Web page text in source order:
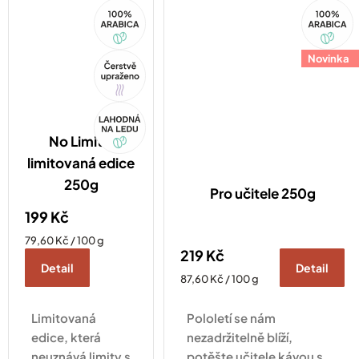
ovoce, ibišku a
Arabica
Tip
No Limit -
limitovaná edice
250g
199 Kč
Měrná
79,60 Kč / 100 g
Detail
Limitovaná
edice, která
Novinka
Arabica
Pro učitele 250g
219 Kč
Měrná
87,60 Kč / 100 g
Detail
Pololetí se nám
nezadržitelně blíží,